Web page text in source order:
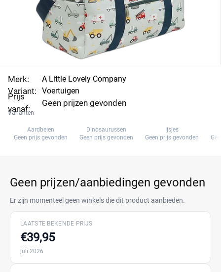
Merk:
Variant:
Prijs
vanaf:
A Little Lovely Company
Voertuigen
Geen prijzen gevonden
Varianten
Aardbeien
Geen prijs gevonden
Dinosaurussen
Geen prijs gevonden
Ijsjes
Geen prijs gevonden
Geen prijzen/aanbiedingen gevonden
Er zijn momenteel geen winkels die dit product aanbieden.
LAATSTE BEKENDE PRIJS
€39,95
juli 2026